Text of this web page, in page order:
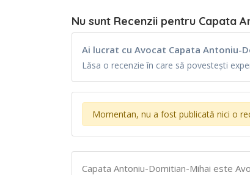
Nu sunt Recenzii pentru Capata
Ai lucrat cu Avocat Capata Antoniu-
Lăsa o recenzie în care să povestești
Momentan, nu a fost publicată nici o
Capata Antoniu-Domitian-Mihai este